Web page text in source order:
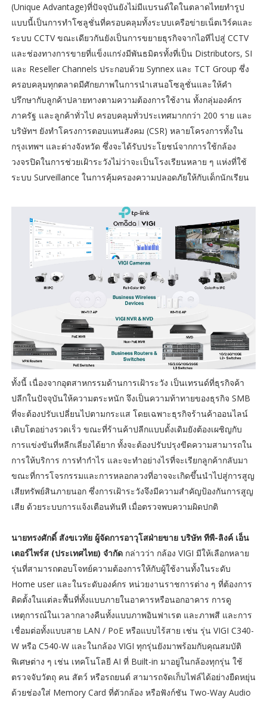
(Unique Advantage)ที่ปัจจุบันยังไม่มีแบรนด์ใดในตลาดไทยทำรูป
แบบนี้เป็นการทำโซลูชั่นที่ครอบคลุมทั้งระบบเครือข่ายเน็ตเวิร์คและ
ระบบ CCTV ขณะเดียวกันยังเป็นการขยายธุรกิจจากไอทีไปสู่ CCTV
และช่องทางการขายที่แข็งแกร่งมีพันธมิตรทั้งที่เป็น Distributors, SI
และ Reseller Channels ประกอบด้วย Synnex และ TCT Group ซึ่ง
ครอบคลุมทุกตลาดมีศักยภาพในการนำเสนอโซลูชั่นและให้คำ
ปรึกษากับลูกค้าปลายทางตามความต้องการใช้งาน ทั้งกลุ่มองค์กร
ภาครัฐ และลูกค้าทั่วไป ครอบคลุมทั่วประเทศมากกว่า 200 ราย และ
บริษัทฯ ยังทำโครงการตอบแทนสังคม (CSR) หลายโครงการทั้งใน
กรุงเทพฯ และต่างจังหวัด ซึ่งจะได้รับประโยชน์จากการใช้กล้อง
วงจรปิดในการช่วยเฝ้าระวังไม่ว่าจะเป็นโรงเรียนหลาย ๆ แห่งที่ใช้
ระบบ Surveillance ในการคุ้มครองความปลอดภัยให้กับเด็กนักเรียน
ทั้งนี้ เนื่องจากอุตสาหกรรมด้านการเฝ้าระวัง เป็นเทรนด์ที่ธุรกิจค้า
ปลีกในปัจจุบันให้ความตระหนัก จึงเป็นความท้าทายของธุรกิจ SMB
ที่จะต้องปรับเปลี่ยนไปตามกระแส โดยเฉพาะธุรกิจร้านค้าออนไลน์
เติบโตอย่างรวดเร็ว ขณะที่ร้านค้าปลีกแบบดั้งเดิมยังต้องเผชิญกับ
การแข่งขันที่หลีกเลี่ยงได้ยาก ทั้งจะต้องปรับปรุงขีดความสามารถใน
การให้บริการ การทำกำไร และจะทำอย่างไรที่จะเรียกลูกค้ากลับมา
ขณะที่การโจรกรรมและการหลอกลวงที่อาจจะเกิดขึ้นนำไปสู่การสูญ
เสียทรัพย์สินภายนอก ซึ่งการเฝ้าระวังจึงมีความสำคัญป้องกันการสูญ
เสีย ด้วยระบบการแจ้งเตือนทันที เมื่อตรวจพบความผิดปกติ
นายทรงศักดิ์ สังขเวทัย ผู้จัดการอาวุโสฝ่ายขาย บริษัท ทีพี-ลิงค์ เอ็น
เตอร์ไพร์ส (ประเทศไทย) จำกัดกล่าวว่า กล้อง VIGI มีให้เลือกหลาย
รุ่นที่สามารถตอบโจทย์ความต้องการให้กับผู้ใช้งานทั้งในระดับ
Home user และในระดับองค์กร หน่วยงานราชการต่าง ๆ ที่ต้องการ
ติดตั้งในแต่ละพื้นที่ทั้งแบบภายในอาคารหรือนอกอาคาร การดู
เหตุการณ์ในเวลากลางคืนทั้งแบบภาพอินฟาเรต และภาพสี และการ
เชื่อมต่อทั้งแบบสาย LAN / PoE หรือแบบไร้สาย เช่น รุ่น VIGI C340-
W หรือ C540-W และในกล้อง VIGI ทุกรุ่นยังมาพร้อมกับคุณสมบัติ
พิเศษต่าง ๆ เช่น เทคโนโลยี AI ที่ Built-in มาอยู่ในกล้องทุกรุ่น ใช้
ตรวจจับวัตถุ คน สัตว์ หรือรถยนต์ สามารถจัดเก็บไฟล์ได้อย่างยืดหยุ่น
ด้วยช่องใส่ Memory Card ที่ตัวกล้อง หรือฟังก์ชัน Two-Way Audio